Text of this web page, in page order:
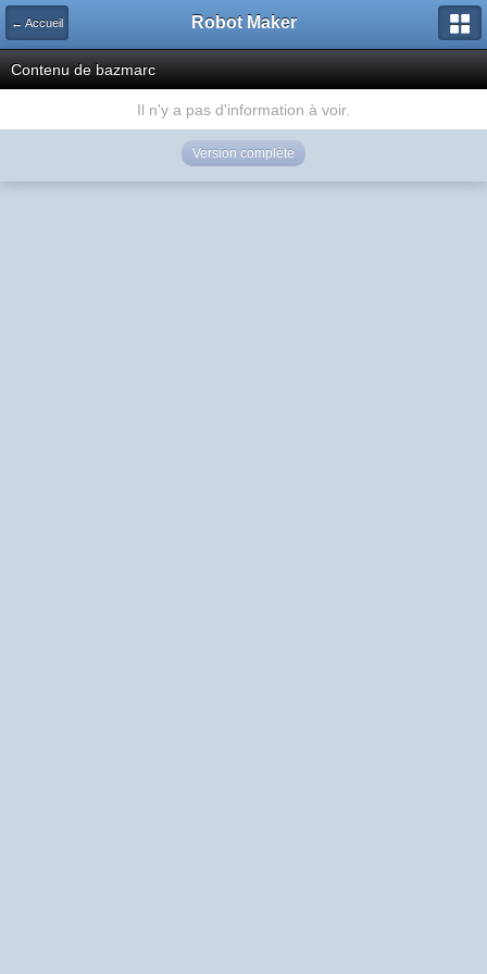
← Accueil Robot Maker
Contenu de bazmarc
Il n'y a pas d'information à voir.
Version complète